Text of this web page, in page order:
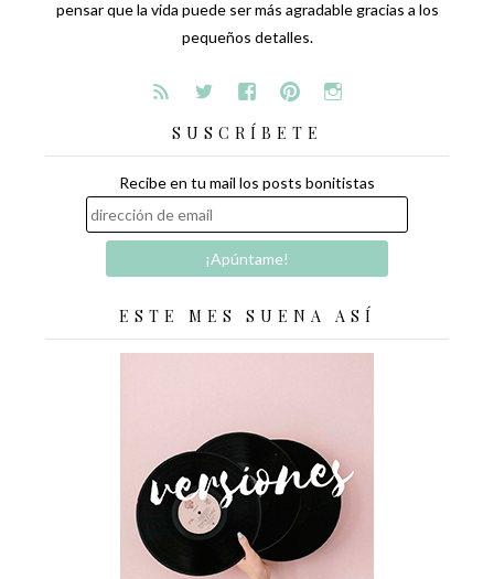
pensar que la vida puede ser más agradable gracias a los
pequeños detalles.
SUSCRÍBETE
Recibe en tu mail los posts bonitistas
ESTE MES SUENA ASÍ